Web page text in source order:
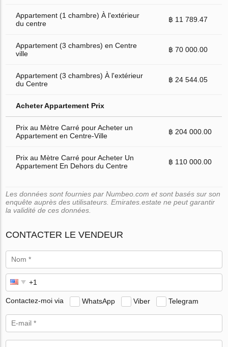
Appartement (1 chambre) À l'extérieur
du centre
฿ 11 789.47
Appartement (3 chambres) en Centre
ville
฿ 70 000.00
Appartement (3 chambres) À l'extérieur
du Centre
฿ 24 544.05
Acheter Appartement Prix
Prix au Mètre Carré pour Acheter un
Appartement en Centre-Ville
฿ 204 000.00
Prix au Mètre Carré pour Acheter Un
Appartement En Dehors du Centre
฿ 110 000.00
Les données sont fournies par Numbeo.com et sont basés sur son
enquête auprès des utilisateurs. Emirates.estate ne peut garantir
la validité de ces données.
CONTACTER LE VENDEUR
Contactez-moi via WhatsApp Viber Telegram